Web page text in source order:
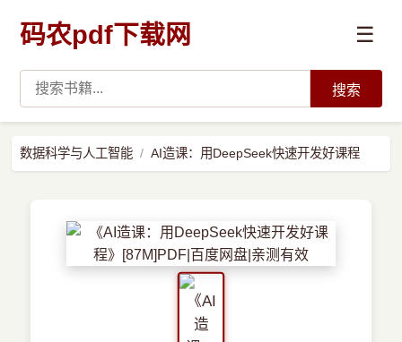
码农pdf下载网 ☰
搜索
数据科学与人工智能 AI造课：用DeepSeek快速开发好课程